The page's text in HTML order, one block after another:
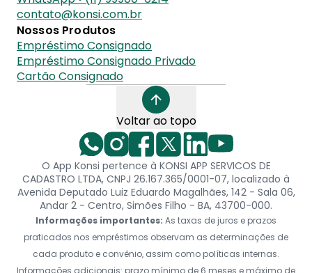
contato@konsi.com.br
Nossos Produtos
Empréstimo Consignado
Empréstimo Consignado Privado
Cartão Consignado
Voltar ao topo
O App Konsi pertence à KONSI APP SERVICOS DE
CADASTRO LTDA, CNPJ 26.167.365/0001-07, localizado à
Avenida Deputado Luiz Eduardo Magalhães, 142 - Sala 06,
Andar 2 - Centro, Simões Filho - BA, 43700-000.
Informações importantes: As taxas de juros e prazos
praticados nos empréstimos observam as determinações de
cada produto e convênio, assim como políticas internas.
Informações adicionais: prazo mínimo de 6 meses e máximo de